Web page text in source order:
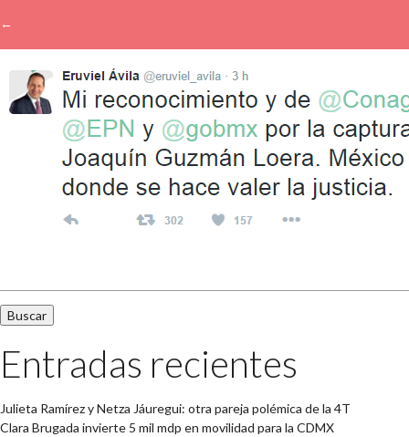
←
→
Entradas recientes
Julieta Ramírez y Netza Jáuregui: otra pareja polémica de la 4T
Clara Brugada invierte 5 mil mdp en movilidad para la CDMX